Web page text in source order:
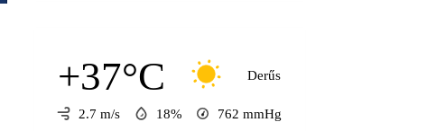
+37°C Derűs
2.7 m/s 18% 762 mmHg